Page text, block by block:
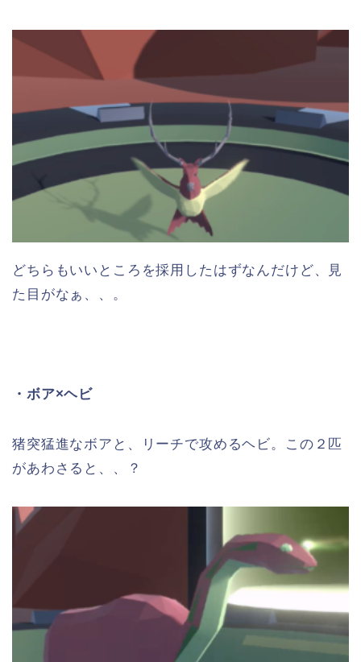
どちらもいいところを採用したはずなんだけど、見
た目がなぁ、、。
・ボア×ヘビ
猪突猛進なボアと、リーチで攻めるヘビ。この２匹
があわさると、、？